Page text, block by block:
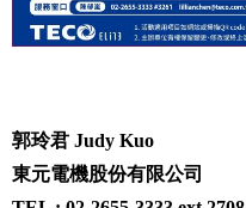
郭玲君 Judy Kuo
東元電機股份有限公司